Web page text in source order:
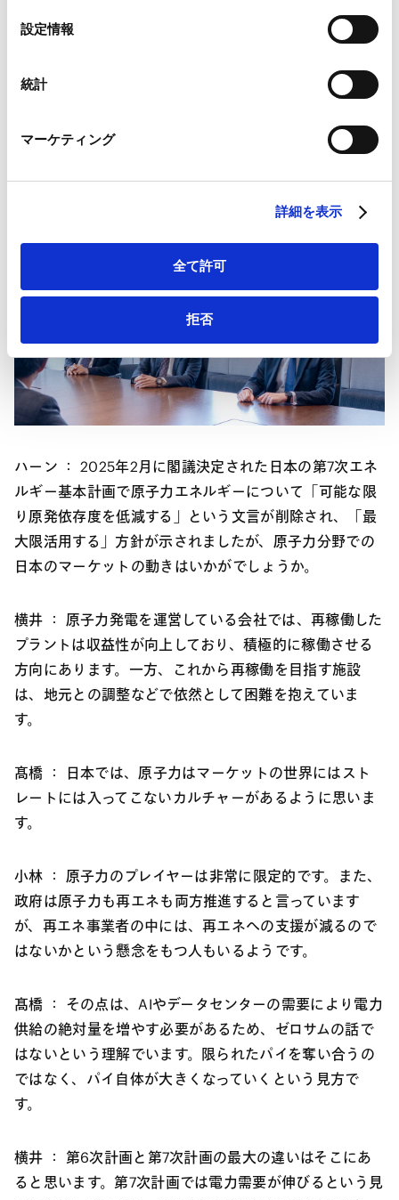
Google Analytics利用規約（
Marketo
外部サイト）
LinkedIn プライバシーポリシー（
HubSpot プライバシーポリシー（外部サイト）
設定情報
統計
マーケティング
詳細を表示
全て許可
拒否
境次第では見られると思います。
４． 原子力政策の転換：第7次エネルギ
ハーン ： 2025年2月に閣議決定された日本の第7次エネ
ルギー基本計画で原子力エネルギーについて「可能な限
り原発依存度を低減する」という文言が削除され、「最
大限活用する」方針が示されましたが、原子力分野での
日本のマーケットの動きはいかがでしょうか。
横井 ： 原子力発電を運営している会社では、再稼働した
プラントは収益性が向上しており、積極的に稼働させる
方向にあります。一方、これから再稼働を目指す施設
は、地元との調整などで依然として困難を抱えていま
す。
髙橋 ：
日本では、原子力はマーケットの世界にはスト
レートには入ってこないカルチャーがあるように思いま
す。
小林 ： 原子力のプレイヤーは非常に限定的です。また、
政府は原子力も再エネも両方推進すると言っています
が、再エネ事業者の中には、再エネへの支援が減るので
はないかという懸念をもつ人もいるようです。
髙橋 ：
その点は、AIやデータセンターの需要により電力
供給の絶対量を増やす必要があるため、ゼロサムの話で
はないという理解でいます。限られたパイを奪い合うの
ではなく、パイ自体が大きくなっていくという見方で
す。
横井 ：
第6次計画と第7次計画の最大の違いはそこにあ
ると思います。第7次計画では電力需要が伸びるという見